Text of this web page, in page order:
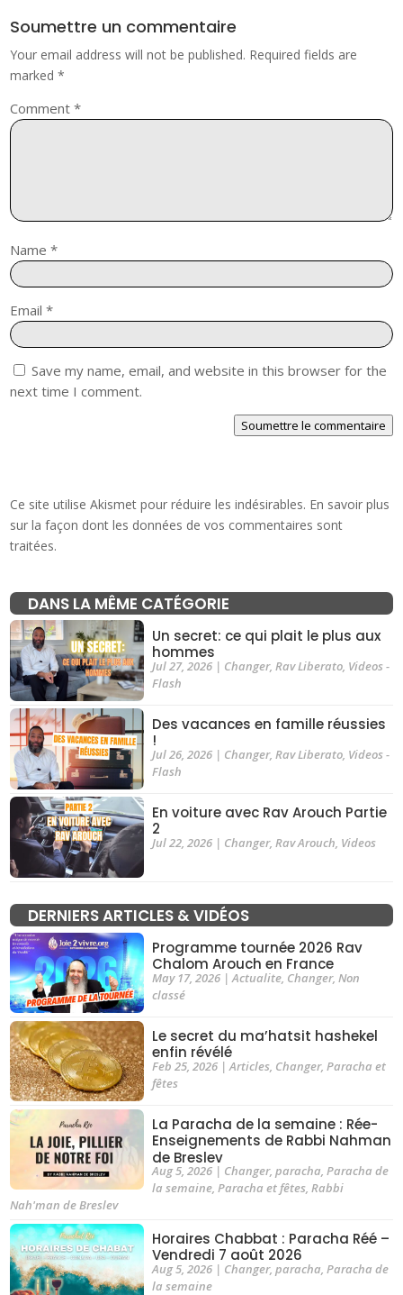
Soumettre un commentaire
Your email address will not be published. Required fields are
marked*
Comment*
Name*
Email*
Save my name, email, and website in this browser for the
next time I comment.
Soumettre le commentaire
Ce site utilise Akismet pour réduire les indésirables. En savoir plus
sur la façon dont les données de vos commentaires sont
traitées.
DANS LA MÊME CATÉGORIE
Un secret: ce qui plait le plus aux
hommes
Jul 27, 2026| Changer, Rav Liberato, Videos -
Flash
Des vacances en famille réussies
!
Jul 26, 2026| Changer, Rav Liberato, Videos -
Flash
En voiture avec Rav Arouch Partie
2
Jul 22, 2026| Changer, Rav Arouch, Videos
DERNIERS ARTICLES & VIDÉOS
Programme tournée 2026 Rav
Chalom Arouch en France
May 17, 2026|Actualite, Changer, Non
classé
Le secret du ma’hatsit hashekel
enfin révélé
Feb 25, 2026|Articles, Changer, Paracha et
fêtes
La Paracha de la semaine : Rée-
Enseignements de Rabbi Nahman
de Breslev
Aug 5, 2026| Changer, paracha, Paracha de
la semaine, Paracha et fêtes, Rabbi
Nah'man de Breslev
Horaires Chabbat : Paracha Réé –
Vendredi 7 août 2026
Aug 5, 2026| Changer, paracha, Paracha de
la semaine